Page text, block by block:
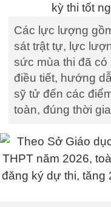
Các lực lượng
sát trật tự, lực
sức mùa thi đã
điều tiết, hướng
sỹ tử đến các
toàn, đúng thời